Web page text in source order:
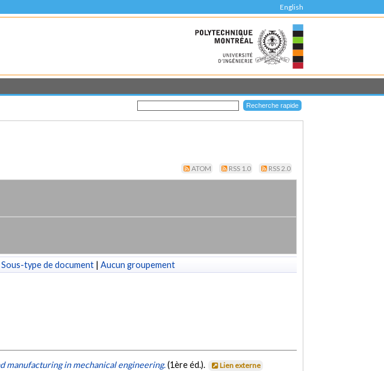
English
ATOM RSS 1.0 RSS 2.0
Sous-type de document | Aucun groupement
manufacturing in mechanical engineering.(1ère éd.). Lien externe